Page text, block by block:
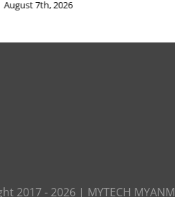
August 7th, 2026
2017 - 2026| MYTECH